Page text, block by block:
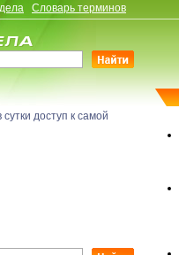
Словарь терминов
доступ к самой